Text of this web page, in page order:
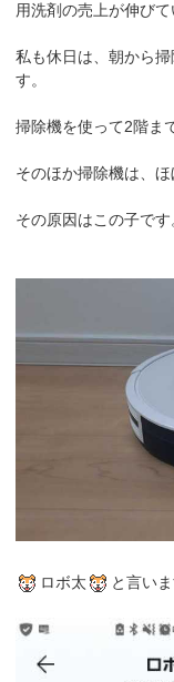
用洗剤の売上が伸びて
私も休日は、朝から
す。
掃除機を使って2階ま
そのほか掃除機は、ほ
その原因はこの子です
ロボ太 と言いま